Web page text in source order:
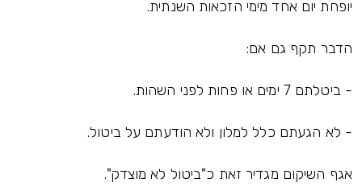
יופחת יום אחד מימי הזכאות השנתית.
הדבר תקף גם אם:
- ביטלתם 7 ימים או פחות לפני השהות.
- לא הגעתם כלל למלון ולא הודעתם על ביטול.
אגף השיקום מגדיר זאת כ"ביטול לא מוצדק".